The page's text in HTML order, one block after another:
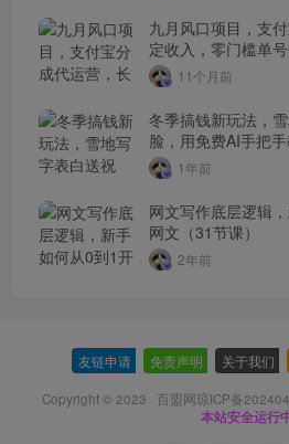
九月风口项目，支
定收入，零门槛单
11个月前
冬季搞钱新玩法，
脸，用免费AI手把
3.5w，接单到手软
1年前
网文写作底层逻辑
网文（31节课）
2年前
友链申请 免责声明 关于我们
Copyright © 2023 · 百盟网琼ICP备
本站安全运行